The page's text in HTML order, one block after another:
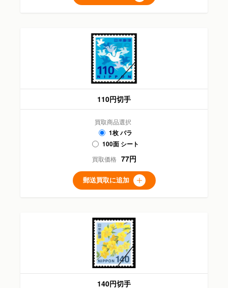
110円切手
買取商品選択
1枚 バラ
100面 シート
買取価格 77円
郵送買取に追加
140円切手